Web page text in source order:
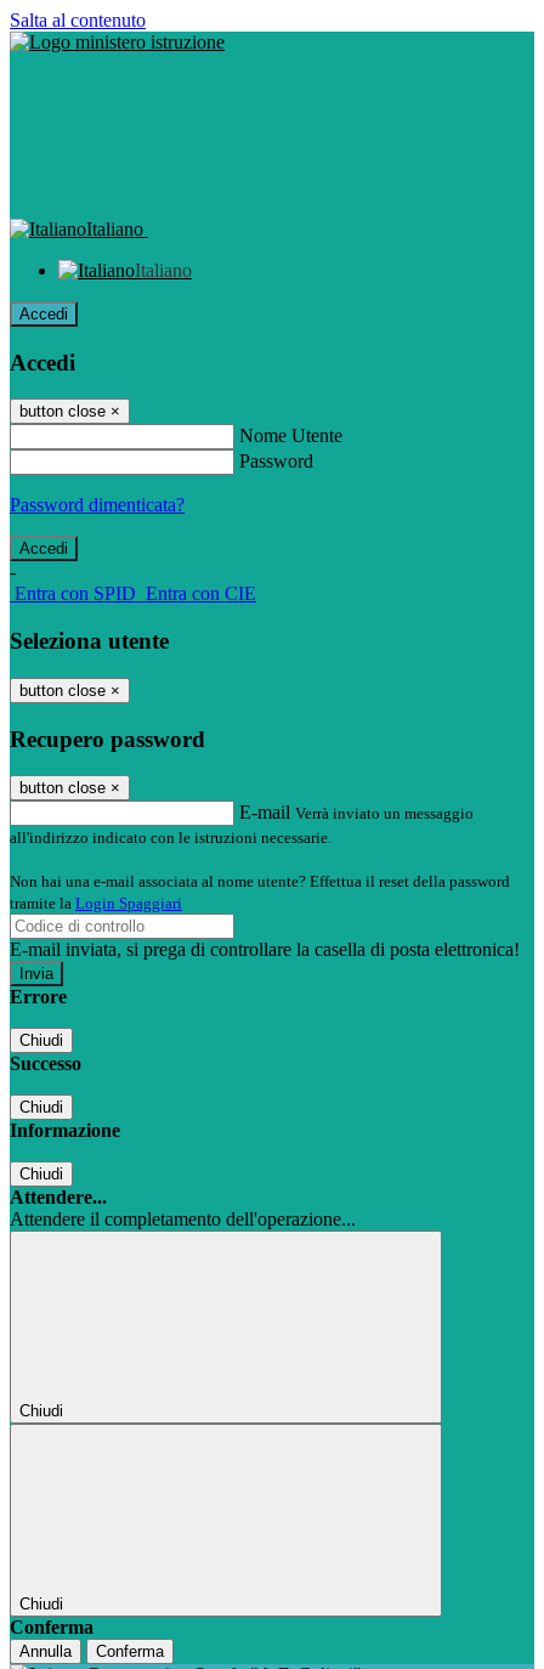
Salta al contenuto
Italiano
Italiano
Accedi
Accedi
button close ×
Nome Utente
Password
Password dimenticata?
-
Entra con SPID Entra con CIE
Seleziona utente
button close ×
Recupero password
button close ×
E-mail Verrà inviato un messaggio
all'indirizzo indicato con le istruzioni necessarie.
Non hai una e-mail associata al nome utente? Effettua il reset della password
tramite la Login Spaggiari
E-mail inviata, si prega di controllare la casella di posta elettronica!
Errore
Chiudi
Successo
Chiudi
Informazione
Chiudi
Attendere...
Attendere il completamento dell'operazione...
Chiudi
Chiudi
Conferma
Annulla Conferma